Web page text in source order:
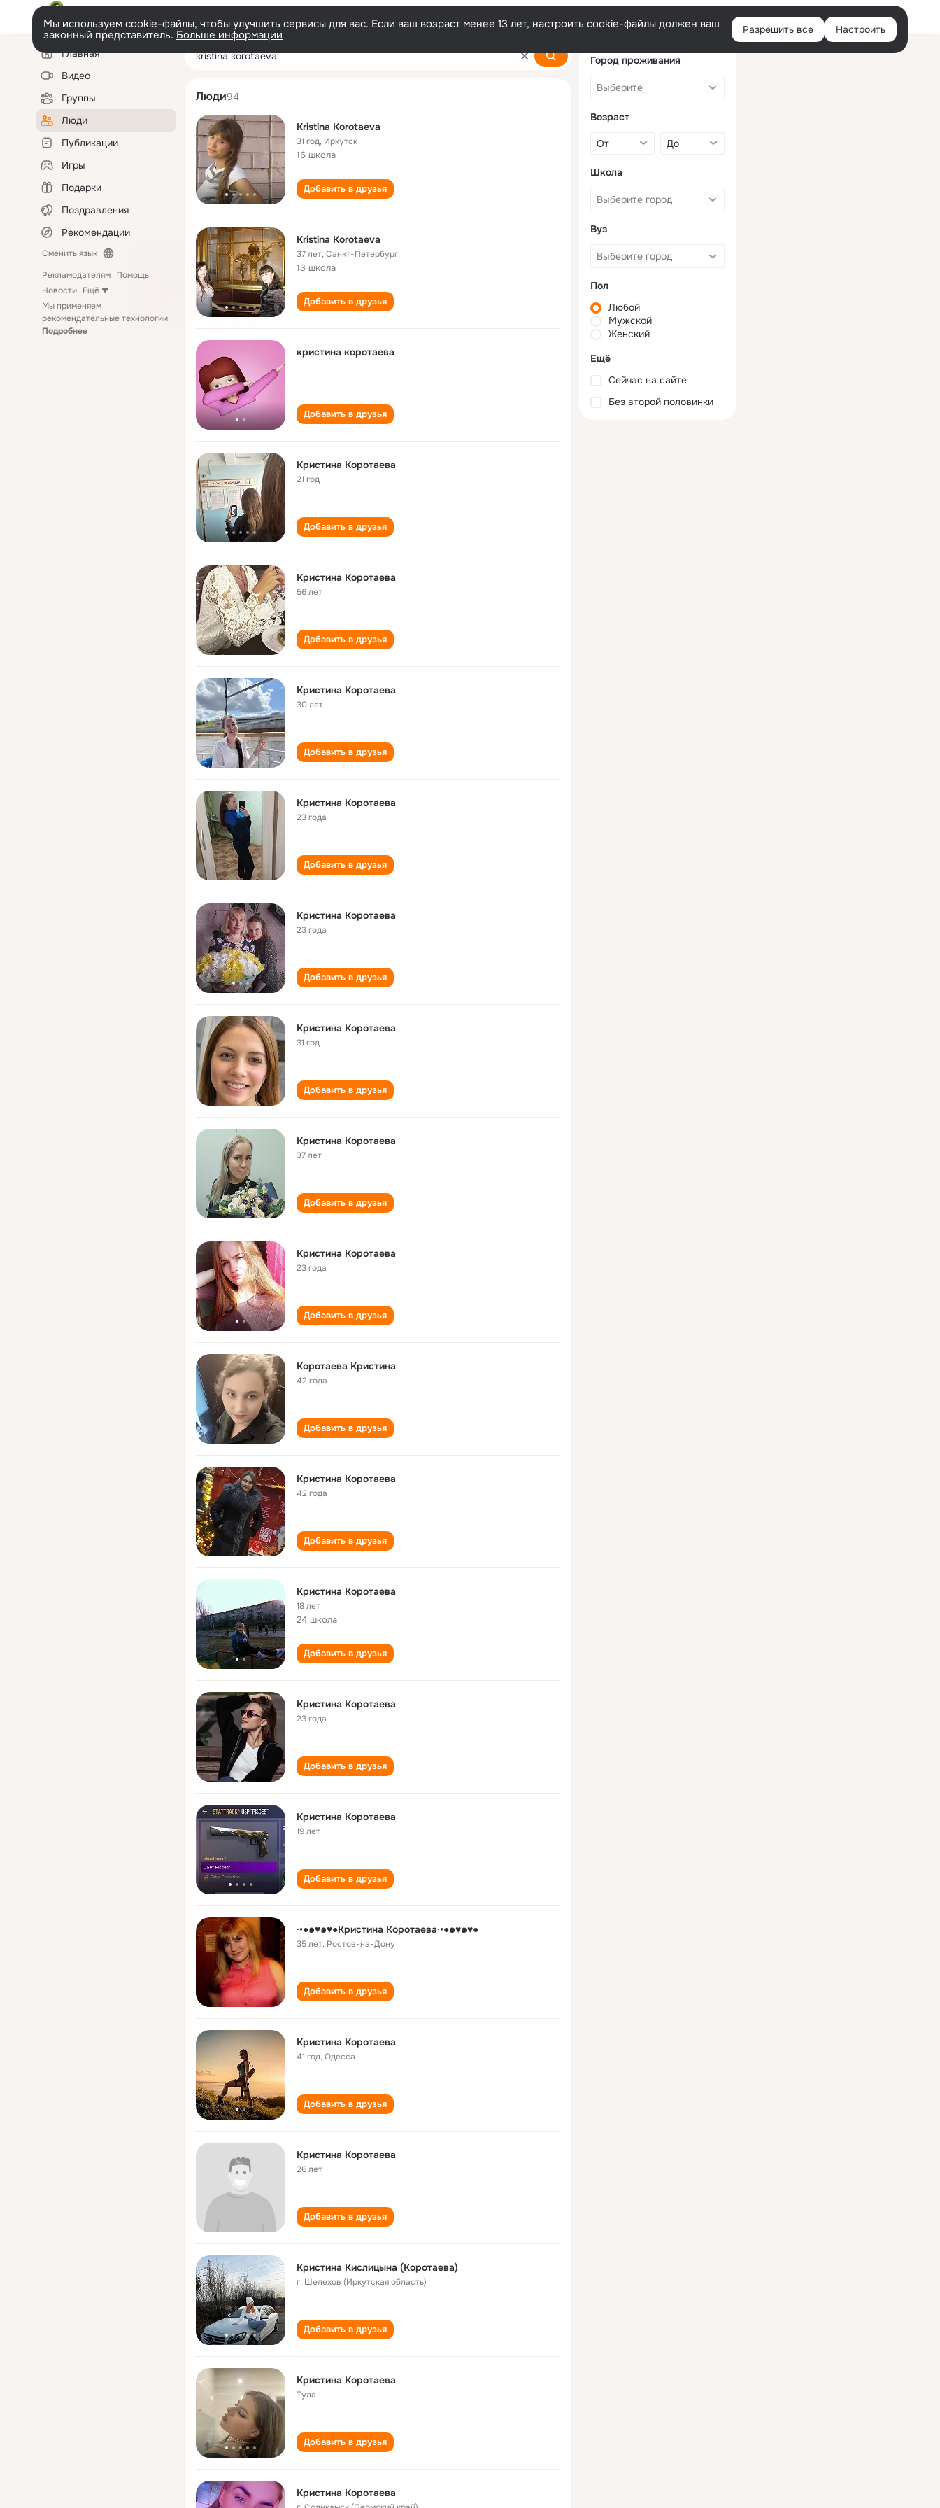
Войти
Мы используем cookie-файлы, чтобы улучшить сервисы для вас. Если ваш возраст менее 13 лет, настроить cookie-файлы должен ваш
законный представитель. Больше информации Разрешить все Настроить
Левая
колонкаГлавная
Видео
Группы
Люди
Публикации
Игры
Подарки
Поздравления
Рекомендации
Сменить язык
Рекламодателям Помощь
Новости Ещё
Мы применяем
рекомендательные технологии
Подробнее
kristina korotaeva
Люди94
Kristina Korotaeva
31 год, Иркутск
16 школа
Добавить в друзья
Kristina Korotaeva
37 лет,Санкт-Петербург
13 школа
Добавить в друзья
кристина коротаева
Добавить в друзья
Кристина Коротаева
21 год
Добавить в друзья
Кристина Коротаева
56 лет
Добавить в друзья
Кристина Коротаева
30 лет
Добавить в друзья
Кристина Коротаева
23 года
Добавить в друзья
Кристина Коротаева
23 года
Добавить в друзья
Кристина Коротаева
31 год
Добавить в друзья
Кристина Коротаева
37 лет
Добавить в друзья
Кристина Коротаева
23 года
Добавить в друзья
Коротаева Кристина
42 года
Добавить в друзья
Кристина Коротаева
42 года
Добавить в друзья
Кристина Коротаева
18 лет
24 школа
Добавить в друзья
Кристина Коротаева
23 года
Добавить в друзья
Кристина Коротаева
19 лет
Добавить в друзья
·•●๑♥๑♥●Кристина Коротаева·•●๑♥๑♥●
35 лет, Ростов-на-Дону
Добавить в друзья
Кристина Коротаева
41 год,Одесса
Добавить в друзья
Кристина Коротаева
26 лет
Добавить в друзья
Кристина Кислицына (Коротаева)
г. Шелехов (Иркутская область)
Добавить в друзья
Кристина Коротаева
Тула
Добавить в друзья
Кристина Коротаева
Город проживания
Возраст
Школа
Вуз
Пол
Любой
Мужской
Женский
Ещё
Сейчас на сайте
Без второй половинки